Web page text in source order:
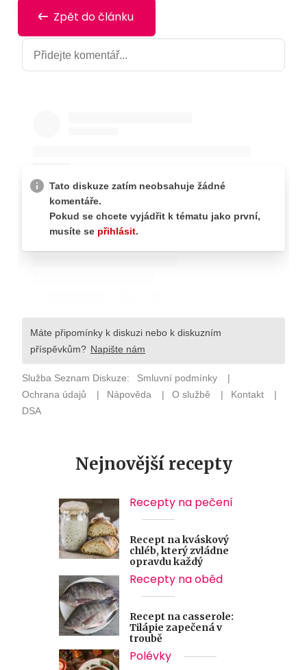
Zpět do článku
Nejnovější recepty
Recepty na pečení
Recept na kváskový
chléb, který zvládne
opravdu každý
Recepty na oběd
Recept na casserole:
Tilápie zapečená v
troubě
Polévky